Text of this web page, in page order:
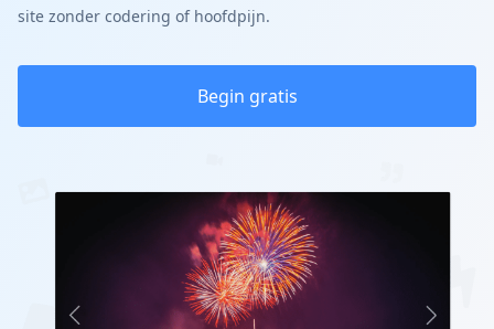
site zonder codering of hoofdpijn.
Begin gratis